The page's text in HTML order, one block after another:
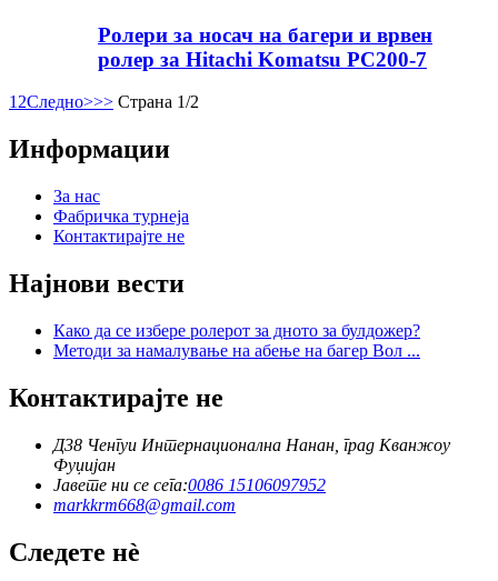
Ролери за носач на багери и врвен
ролер за Hitachi Komatsu PC200-7
12Следно>>> Страна 1/2
Информации
За нас
Фабричка турнеја
Контактирајте не
Најнови вести
Како да се избере ролерот за дното за булдожер?
Методи за намалување на абење на багер Вол ...
Контактирајте не
Д38 Ченгуи Интернационална Нанан, град Кванжоу
Фуџијан
Јавете ни се сега:0086 15106097952
markkrm668@gmail.com
Следете нè